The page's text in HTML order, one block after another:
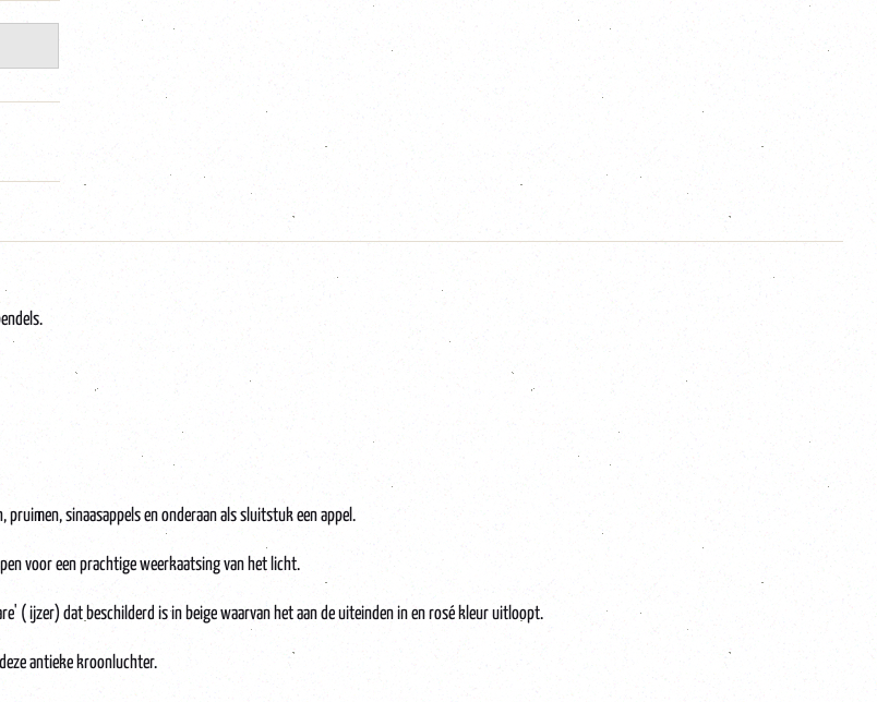
sinaasappels en onderaan als sluitstuk een appel.
voor een prachtige weerkaatsing van het licht.
( ijzer) dat beschilderd is in beige waarvan het aan de uiteinden in en rosé kleur uitloopt.
antieke kroonluchter.